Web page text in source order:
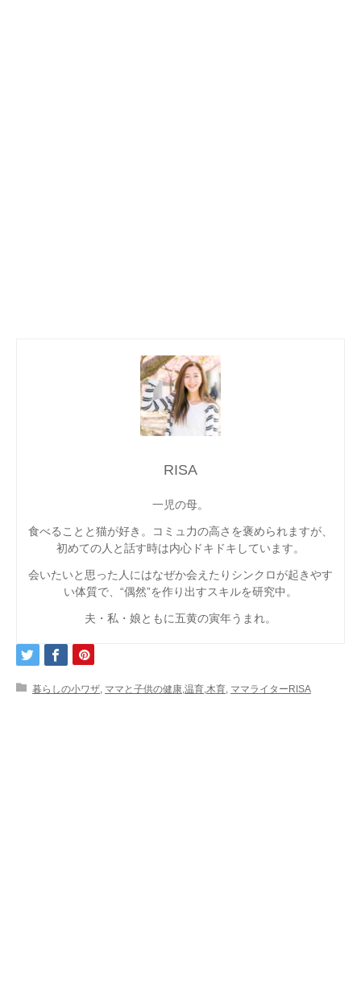
RISA
一児の母。
食べることと猫が好き。コミュ力の高さを褒められますが、
初めての人と話す時は内心ドキドキしています。
会いたいと思った人にはなぜか会えたりシンクロが起きやす
い体質で、“偶然”を作り出すスキルを研究中。
夫・私・娘ともに五黄の寅年うまれ。
暮らしの小ワザ, ママと子供の健康,温育,木育, ママライターRISA